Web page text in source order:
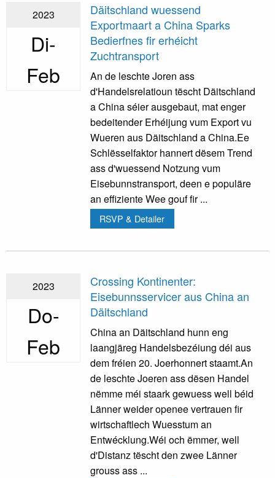
2023
Di-
Feb
Däitschland wuessend
Exportmaart a China Sparks
Bedierfnes fir erhéicht
Zuchtransport
An de leschte Joren ass
d'Handelsrelatioun tëscht Däitschland
a China séier ausgebaut, mat enger
bedeitender Erhéijung vum Export vu
Wueren aus Däitschland a China.Ee
Schlësselfaktor hannert dësem Trend
ass d'wuessend Notzung vum
Eisebunnstransport, deen e populäre
an effiziente Wee gouf fir ...
RSVP & Detailer
2023
Do-
Feb
Crossing Kontinenter:
Eisebunnsservicer aus China an
Däitschland
China an Däitschland hunn eng
laangjäreg Handelsbezéiung déi aus
dem fréien 20. Joerhonnert staamt.An
de leschte Joeren ass dësen Handel
nëmme méi staark gewuess well béid
Länner weider openee vertrauen fir
wirtschaftlech Wuesstum an
Entwécklung.Wéi och ëmmer, well
d'Distanz tëscht den zwee Länner
grouss ass ...